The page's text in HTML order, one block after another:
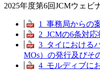
2025年度第6回JCMウェビ
1_事務局からの
2_JCMの6条対応
3_タイにおける
MOs）の発行及びそ
4_モルディブに